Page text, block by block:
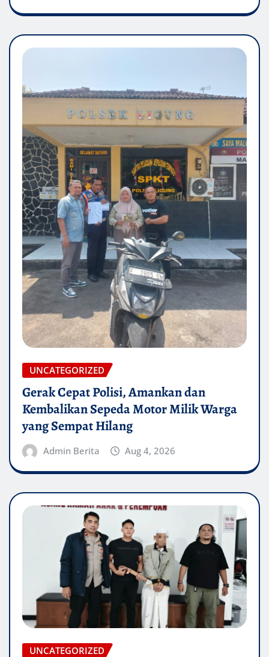
UNCATEGORIZED
Gerak Cepat Polisi, Amankan dan
Kembalikan Sepeda Motor Milik Warga
yang Sempat Hilang
Admin Berita Aug 4, 2026
UNCATEGORIZED